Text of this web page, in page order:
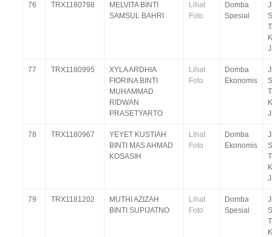
76 TRX1180798
MELVITA BINTI
SAMSUL BAHRI
Lihat
Foto
Domba
Spesial
77 TRX1180995
XYLA ARDHIA
FIORINA BINTI
MUHAMMAD
RIDWAN
PRASETYARTO
Lihat
Foto
Domba
Ekonomis
78 TRX1180967
YEYET KUSTIAH
BINTI MAS AHMAD
KOSASIH
Lihat
Foto
Domba
Ekonomis
79 TRX1181202
MUTHI AZIZAH
BINTI SUPIJATNO
Lihat
Foto
Domba
Spesial